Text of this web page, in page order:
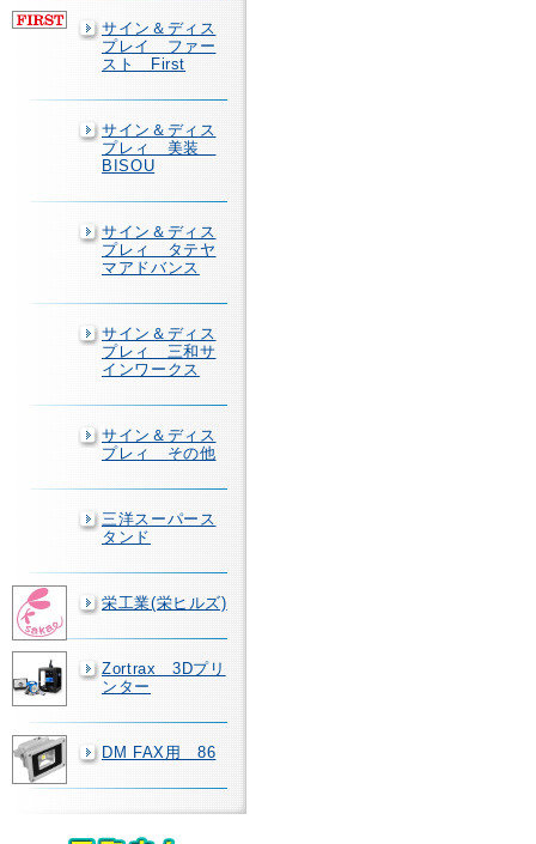
サイン＆ディス
プレイ ファー
スト First
サイン＆ディス
プレィ 美装
BISOU
サイン＆ディス
プレィ タテヤ
マアドバンス
サイン＆ディス
プレィ 三和サ
インワークス
サイン＆ディス
プレィ その他
三洋スーパース
タンド
栄工業(栄ヒルズ)
Zortrax 3Dプリ
ンター
DM FAX用 86